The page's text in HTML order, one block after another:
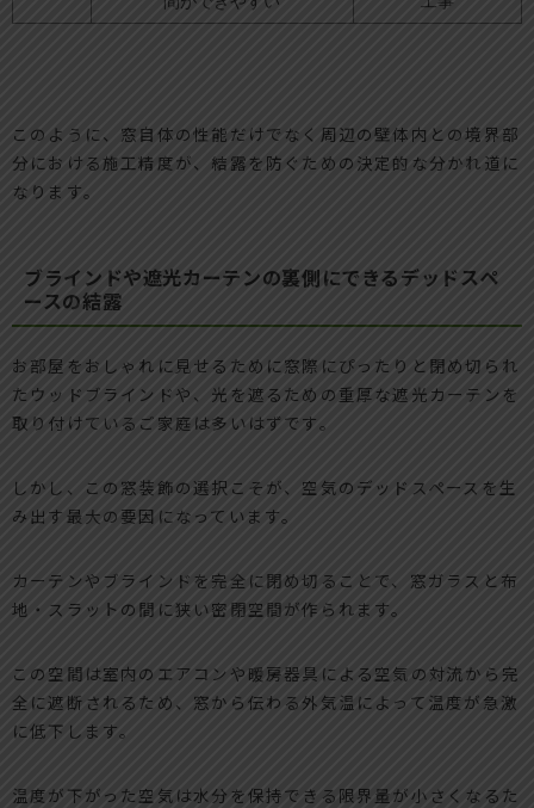
このように、窓自体の性能だけでなく周辺の壁体内との境界部
分における施工精度が、結露を防ぐための決定的な分かれ道に
なります。
ブラインドや遮光カーテンの裏側にできるデッドスペ
ースの結露
お部屋をおしゃれに見せるために窓際にぴったりと閉め切られ
たウッドブラインドや、光を遮るための重厚な遮光カーテンを
取り付けているご家庭は多いはずです。
しかし、この窓装飾の選択こそが、空気のデッドスペースを生
み出す最大の要因になっています。
カーテンやブラインドを完全に閉め切ることで、窓ガラスと布
地・スラットの間に狭い密閉空間が作られます。
この空間は室内のエアコンや暖房器具による空気の対流から完
全に遮断されるため、窓から伝わる外気温によって温度が急激
に低下します。
温度が下がった空気は水分を保持できる限界量が小さくなるた